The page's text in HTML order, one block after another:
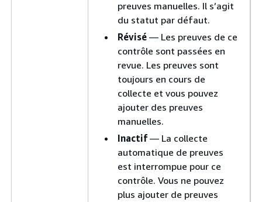
preuves manuelles. Il s’agit
du statut par défaut.
Révisé — Les preuves de ce
contrôle sont passées en
revue. Les preuves sont
toujours en cours de
collecte et vous pouvez
ajouter des preuves
manuelles.
Inactif — La collecte
automatique de preuves
est interrompue pour ce
contrôle. Vous ne pouvez
plus ajouter de preuves